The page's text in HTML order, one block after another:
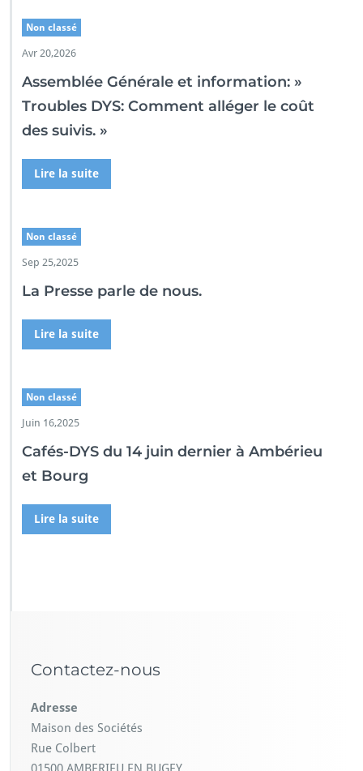
Non classé
Avr 20,2026
Assemblée Générale et information: »
Troubles DYS: Comment alléger le coût
des suivis. »
Lire la suite
Non classé
Sep 25,2025
La Presse parle de nous.
Lire la suite
Non classé
Juin 16,2025
Cafés-DYS du 14 juin dernier à Ambérieu
et Bourg
Lire la suite
Contactez-nous
Adresse
Maison des Sociétés
Rue Colbert